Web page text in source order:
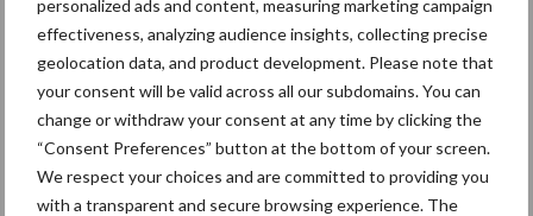
personalized ads and content, measuring marketing campaign
effectiveness, analyzing audience insights, collecting precise
geolocation data, and product development. Please note that
your consent will be valid across all our subdomains. You can
change or withdraw your consent at any time by clicking the
“Consent Preferences” button at the bottom of your screen.
We respect your choices and are committed to providing you
with a transparent and secure browsing experience. The
grillig: droogte en
geopolitiek houden handel
in de greep
De speenhuid: een vaak
onderschatte risicofactor
voor mastitis